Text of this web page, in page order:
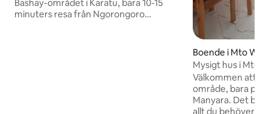
Bashay-området i Karatu, bara 10-15
minuters resa från Ngorongoro
Boende i Mto Wa
Mysigt hus i Mto
Välkommen att
område, bara på
Manyara. Det
allt du behöver